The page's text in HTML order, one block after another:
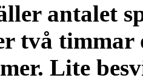
antalet
två timmar
Lite